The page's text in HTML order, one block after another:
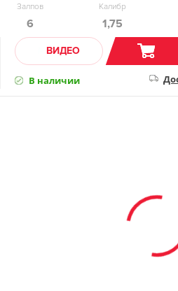
Залпов
6
Калибр
1,75
ВИДЕО
В наличии